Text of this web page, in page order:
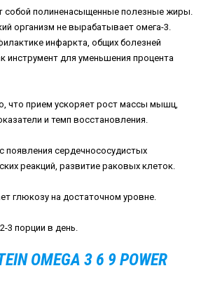
собой полиненасыщенные полезные жиры.
организм не вырабатывает омега-3.
инфаркта, общих болезней
инструмент для уменьшения процента
что прием ускоряет рост массы мышц,
и темп восстановления.
сердечнососудистых
реакций, развитие раковых клеток.
глюкозу на достаточном уровне.
3 порции в день.
OMEGA 3 6 9 POWER